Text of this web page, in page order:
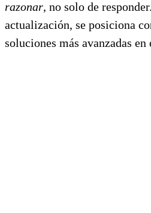
razonar, no solo de
actualización, se posiciona
soluciones más avanzadas en